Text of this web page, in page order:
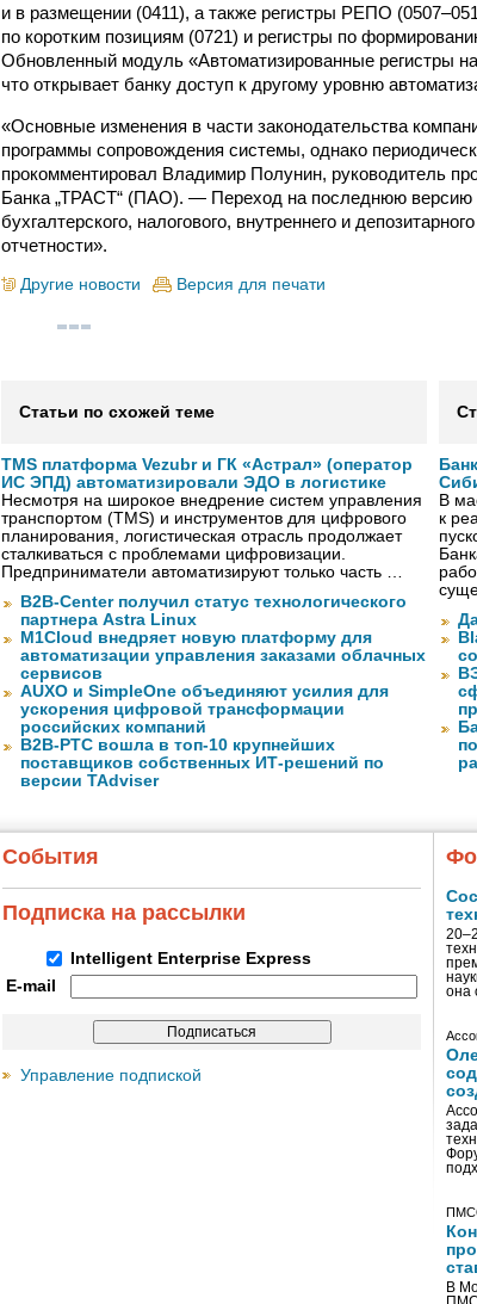
и в размещении (0411), а также регистры РЕПО
по коротким позициям (0721) и регистры по
Обновленный модуль «Автоматизированные регистры
что открывает банку доступ к другому уровню
«Основные изменения в части законодательства
программы сопровождения системы, однако
прокомментировал Владимир Полунин, руководитель
Банка „ТРАСТ“ (ПАО). — Переход на последнюю
бухгалтерского, налогового, внутреннего и
отчетности».
Другие новости Версия для печати
Статьи по схожей теме
TMS платформа Vezubr и ГК «Астрал» (оператор
ИС ЭПД) автоматизировали ЭДО в логистике
Несмотря на широкое внедрение систем управления
транспортом (TMS) и инструментов для цифрового
планирования, логистическая отрасль продолжает
сталкиваться с проблемами цифровизации.
Предприниматели автоматизируют только часть …
B2B-Center получил статус технологического
партнера Astra Linux
M1Cloud внедряет новую платформу для
автоматизации управления заказами облачных
сервисов
AUXO и SimpleOne объединяют усилия для
ускорения цифровой трансформации
российских компаний
B2B-РТС вошла в топ-10 крупнейших
поставщиков собственных ИТ-решений по
версии TAdviser
В
к
События
Подписка на рассылки
Intelligent Enterprise Express
E-mail
Управление подпиской
она
В